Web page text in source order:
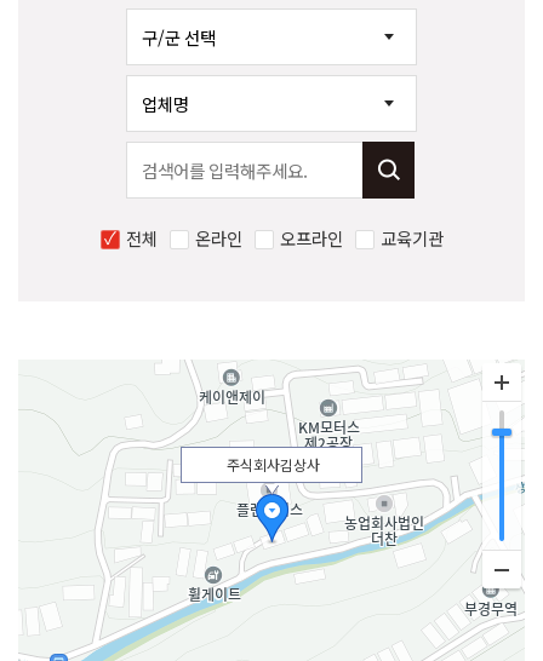
전체 온라인 오프라인 교육기관
주식회사김상사